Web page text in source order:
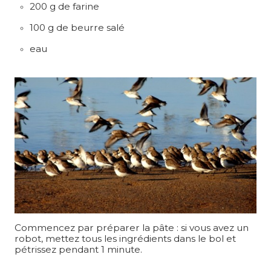
200 g de farine
100 g de beurre salé
eau
Commencez par préparer la pâte : si vous avez un
robot, mettez tous les ingrédients dans le bol et
pétrissez pendant 1 minute.